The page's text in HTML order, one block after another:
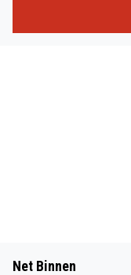
Net Binnen